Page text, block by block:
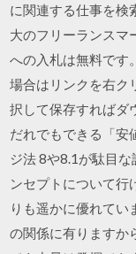
に関連する仕事を検
大のフリーランスマ
への入札は無料です
場合はリンクを右ク
択して保存すればダ
だれでもできる「安
ジ法 8や8.1が駄目
ンセプトについて行
りも遥かに優れてい
の関係に有りますか